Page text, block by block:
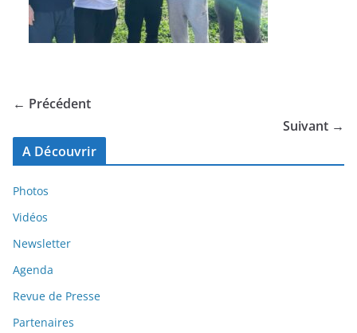
← Précédent
Suivant →
A Découvrir
Photos
Vidéos
Newsletter
Agenda
Revue de Presse
Partenaires